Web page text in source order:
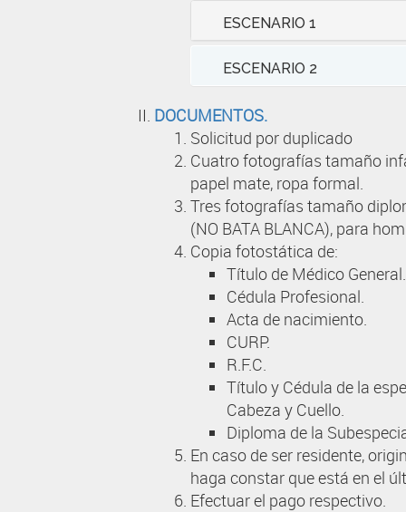
ESCENARIO 1
ESCENARIO 2
DOCUMENTOS.
Solicitud por duplicado
Cuatro fotografías tamaño
papel mate, ropa formal.
Tres fotografías tamaño
(NO BATA BLANCA), para
Copia fotostática de:
Título de Médico General.
Cédula Profesional.
Acta de nacimiento.
CURP.
R.F.C.
Título y Cédula de la
Cabeza y Cuello.
Diploma de la
En caso de ser residente,
haga constar que está en el
Efectuar el pago respectivo.